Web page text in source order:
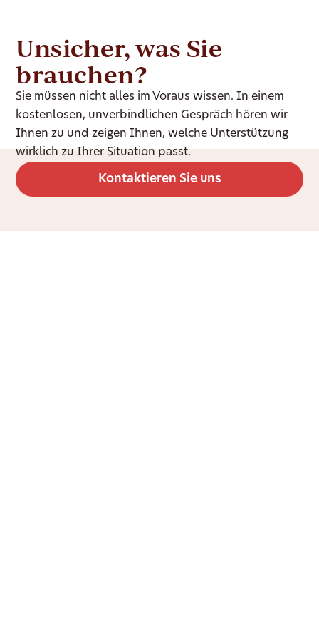
Unsicher, was Sie
brauchen?
Sie müssen nicht alles im Voraus wissen. In einem
kostenlosen, unverbindlichen Gespräch hören wir
Ihnen zu und zeigen Ihnen, welche Unterstützung
wirklich zu Ihrer Situation passt.
Kontaktieren Sie uns